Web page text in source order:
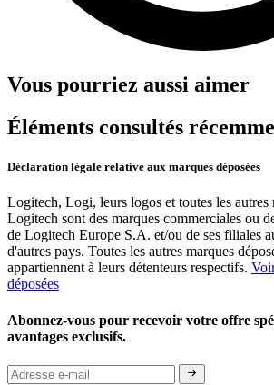
Vous pourriez aussi aimer
Éléments consultés
Déclaration légale relative aux marques déposées
Logitech, Logi, leurs logos et toutes les autres
Logitech sont des marques commerciales ou
de Logitech Europe S.A. et/ou de ses filiales
d'autres pays. Toutes les autres marques
appartiennent à leurs détenteurs respectifs.
déposées
Abonnez-vous pour recevoir votre offre
avantages exclusifs.